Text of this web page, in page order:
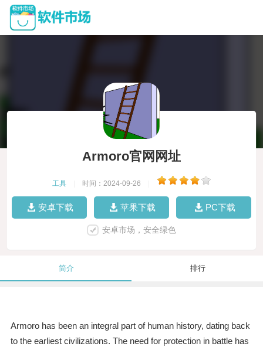
Armoro官网网址
工具 时间：2024-09-26
安卓下载 苹果下载 PC下载
安卓市场，安全绿色
简介 排行
Armoro has been an integral part of human history, dating back
to the earliest civilizations. The need for protection in battle has